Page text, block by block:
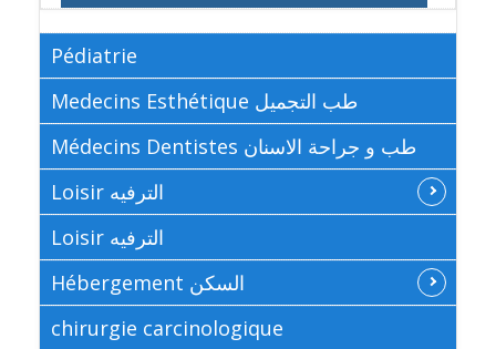
Pédiatrie
Medecins Esthétique طب التجميل
Médecins Dentistes طب و جراحة الاسنان
Loisir الترفيه
Loisir الترفيه
Hébergement السكن
chirurgie carcinologique